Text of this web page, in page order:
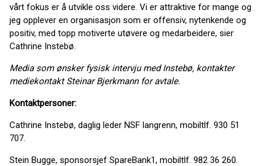
vårt fokus er å utvikle oss videre. Vi er attraktive for mange og
jeg opplever en organisasjon som er offensiv, nytenkende og
positiv, med topp motiverte utøvere og medarbeidere, sier
Cathrine Instebø.
Media som ønsker fysisk intervju med Instebø, kontakter
mediekontakt Steinar Bjerkmann for avtale.
Kontaktpersoner:
Cathrine Instebø, daglig leder NSF langrenn, mobiltlf. 930 51
707.
Stein Bugge, sponsorsjef SpareBank1, mobiltlf. 982 36 260.